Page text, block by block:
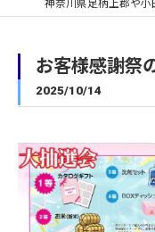
お客様感謝祭
2025/10/14